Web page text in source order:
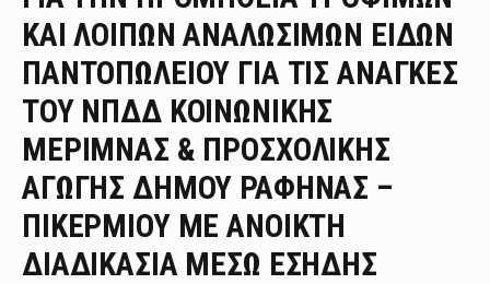
ΚΑΙ ΛΟΙΠΩΝ ΑΝΑΛΩΣΙΜΩΝ ΕΙΔΩΝ
ΠΑΝΤΟΠΩΛΕΙΟΥ ΓΙΑ ΤΙΣ ΑΝΑΓΚΕΣ
ΤΟΥ ΝΠΔΔ ΚΟΙΝΩΝΙΚΗΣ
ΜΕΡΙΜΝΑΣ & ΠΡΟΣΧΟΛΙΚΗΣ
ΑΓΩΓΗΣ ΔΗΜΟΥ ΡΑΦΗΝΑΣ –
ΠΙΚΕΡΜΙΟΥ ΜΕ ΑΝΟΙΚΤΗ
ΔΙΑΔΙΚΑΣΙΑ ΜΕΣΩ ΕΣΗΔΗΣ